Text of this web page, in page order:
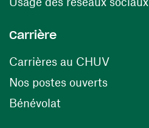
Carrière
Carrières au CHUV(ouvre
Nos postes ouverts(ouvre
Bénévolat